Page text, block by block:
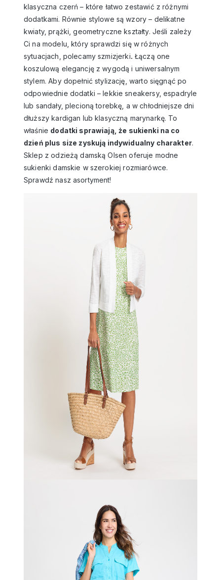
klasyczna czerń – które łatwo zestawić z różnymi
dodatkami. Równie stylowe są wzory – delikatne
kwiaty, prążki, geometryczne kształty. Jeśli zależy
Ci na modelu, który sprawdzi się w różnych
sytuacjach, polecamyszmizjerki. Łączą one
koszulową elegancję z wygodą i uniwersalnym
stylem. Aby dopełnić stylizację, warto sięgnąć po
odpowiednie dodatki – lekkie sneakersy, espadryle
lub sandały, plecioną torebkę, a w chłodniejsze dni
dłuższy kardigan lub klasyczną marynarkę. To
właśnie dodatki sprawiają, że sukienki na co
dzień plus size zyskują indywidualny charakter.
Sklep z odzieżą damską Olsen oferuje modne
sukienki damskie w szerokiej rozmiarówce.
Sprawdź nasz asortyment!